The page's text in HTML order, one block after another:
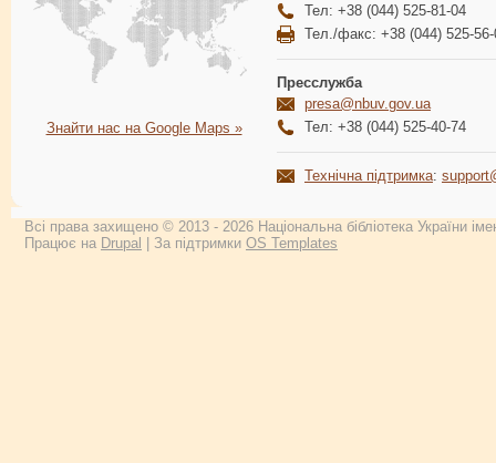
Знайти нас на Google Maps »
Тел: +38 (044) 525-81-04
Тел./факс: +38 (044) 525-56-
Пресслужба
presa@nbuv.gov.ua
Тел: +38 (044) 525-40-74
Технічна підтримка:
Всі права захищено © 2013 - 2026 Національна бібліотека України
Працює на Drupal | За підтримки OS Templates